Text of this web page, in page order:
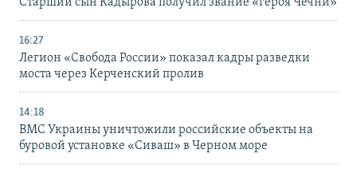
16:27
Легион «Свобода России» показал кадры разведки
моста через Керченский пролив
14:18
ВМС Украины уничтожили российские объекты на
буровой установке «Сиваш» в Черном море